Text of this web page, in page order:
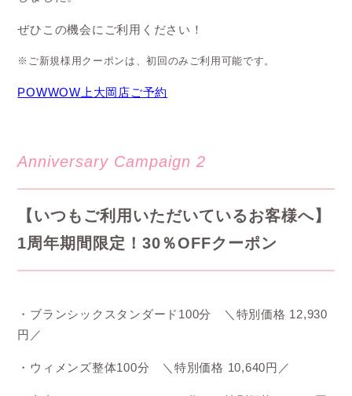
ぜひこの機会にご利用ください！
※ご新規様用クーポンは、初回のみご利用可能です。
POWWOW上大岡店ご予約
Anniversary Campaign 2
【いつもご利用いただいているお客様へ】
1周年期間限定！30％OFFクーポン
・ブランシックスタンダード100分 ＼特別価格 12,930
円／
・ウィメンズ整体100分 ＼特別価格 10,640円／